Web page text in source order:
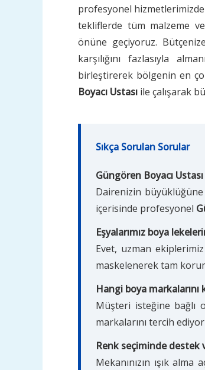
profesyonel
tekliflerde tüm malzeme
önüne geçiyoruz.
karşılığını fazlasıyla
birleştirerek bölgenin en
Boyacı Ustası ile çalışarak
Sıkça Sorulan Sorular
Güngören Boyacı
Dairenizin
içerisinde profesyonel
Eşyalarımız boya
Evet, uzman
maskelenerek tam
Hangi boya markalarını
Müşteri isteğine bağlı
markalarını tercih
Renk seçiminde destek
Mekanınızın ışık